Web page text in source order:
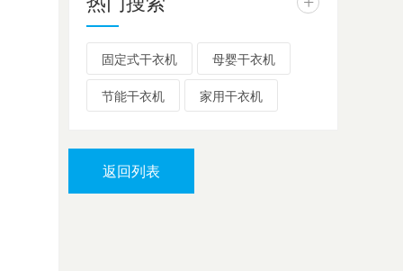
固定式干衣机 母婴干衣机
节能干衣机 家用干衣机
返回列表